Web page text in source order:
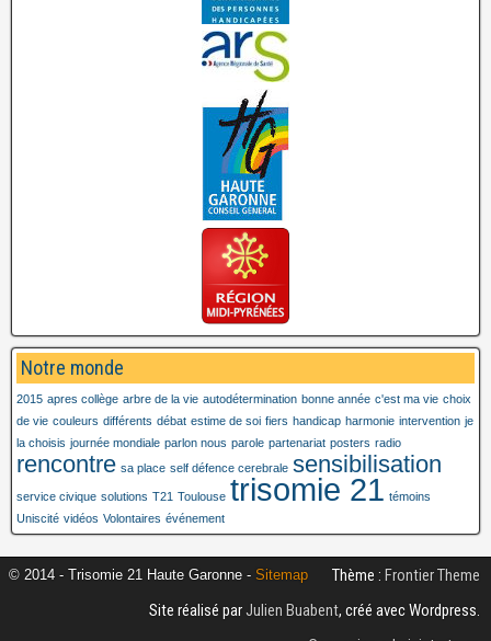
Notre monde
2015 apres collège arbre de la vie autodétermination bonne année c'est ma vie choix
de vie couleurs différents débat estime de soi fiers handicap harmonie intervention je
la choisis journée mondiale parlon nous parole partenariat posters radio
rencontre sa place self défence cerebrale sensibilisation
service civique solutions T21 Toulouse trisomie 21 témoins
Uniscité vidéos Volontaires événement
© 2014 - Trisomie 21 Haute Garonne - Sitemap Thème : Frontier Theme
Site réalisé parJulien Buabent, créé avec Wordpress.